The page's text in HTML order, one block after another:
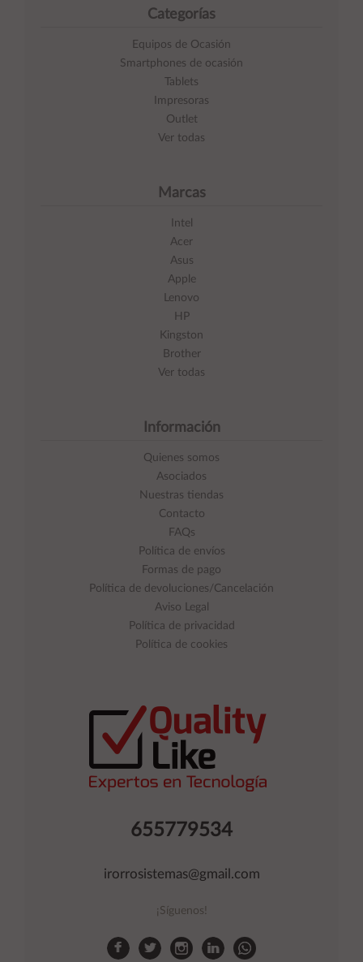
655779534
irorrosistemas@gmail.com
¡Síguenos!
Categorías
Equipos de Ocasión
Smartphones de ocasión
Tablets
Impresoras
Outlet
Ver todas
Marcas
Intel
Acer
Asus
Apple
Lenovo
HP
Kingston
Brother
Ver todas
Información
Quienes somos
Asociados
Nuestras tiendas
Contacto
FAQs
Política de envíos
Formas de pago
Política de devoluciones/Cancelación
Aviso Legal
Política de privacidad
Política de cookies